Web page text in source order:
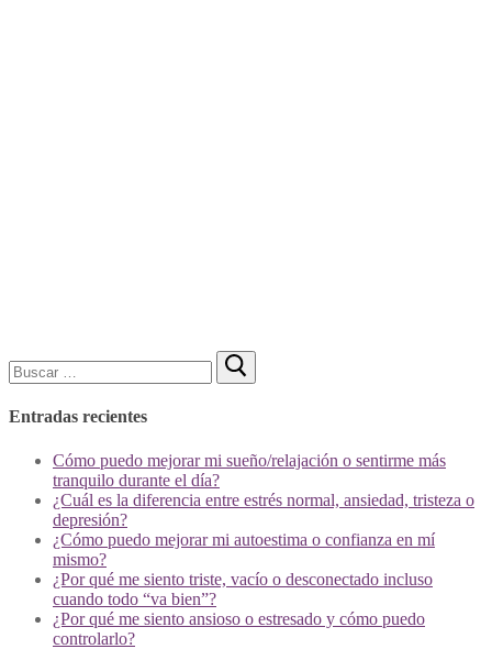
Buscar:
Entradas recientes
Cómo puedo mejorar mi sueño/relajación o sentirme más
tranquilo durante el día?
¿Cuál es la diferencia entre estrés normal, ansiedad, tristeza o
depresión?
¿Cómo puedo mejorar mi autoestima o confianza en mí
mismo?
¿Por qué me siento triste, vacío o desconectado incluso
cuando todo “va bien”?
¿Por qué me siento ansioso o estresado y cómo puedo
controlarlo?